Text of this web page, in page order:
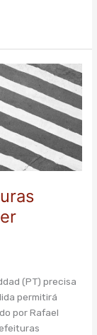
(PT) precisa
permitirá
por Rafael